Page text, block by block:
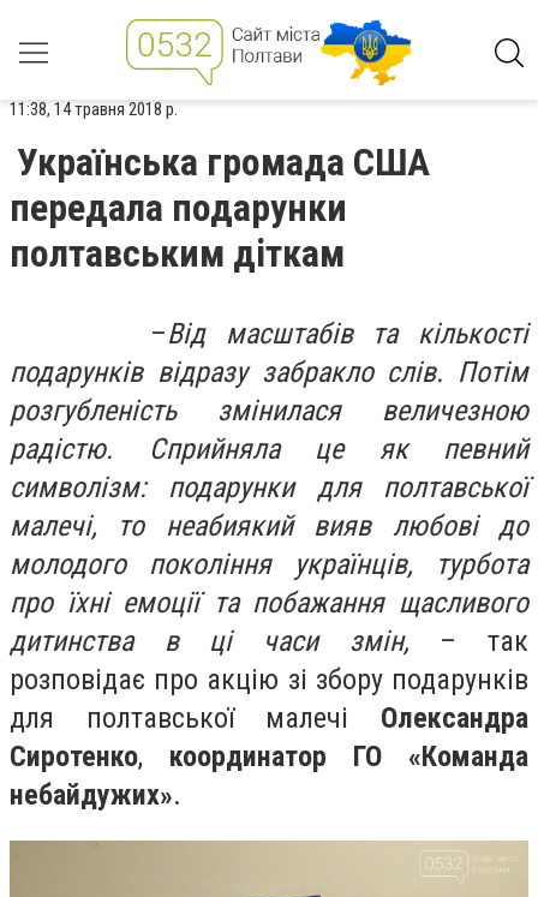
11:38, 14 травня 2018 р.
Українська громада США
передала подарунки
полтавським діткам
–Від масштабів та кількості
подарунків відразу забракло слів. Потім
розгубленість змінилася величезною
радістю. Сприйняла це як певний
символізм: подарунки для полтавської
малечі, то неабиякий вияв любові до
молодого покоління українців, турбота
про їхні емоції та побажання щасливого
дитинства в ці часи змін, – так
розповідає про акцію зі збору подарунків
для полтавської малечі Олександра
Сиротенко, координатор ГО «Команда
небайдужих».